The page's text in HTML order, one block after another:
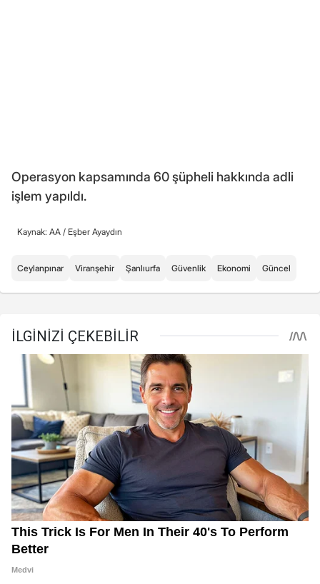
Operasyon kapsamında 60 şüpheli hakkında adli
işlem yapıldı.
Kaynak: AA / Eşber Ayaydın
Ceylanpınar Viranşehir Şanlıurfa Güvenlik Ekonomi Güncel